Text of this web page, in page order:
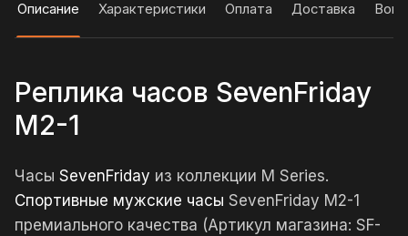
Описание Характеристики Оплата Доставка
Реплика часов SevenFriday
M2-1
Часы SevenFriday из коллекции M Series.
Спортивные мужские часы SevenFriday M2-1
премиального качества (Артикул магазина: SF-